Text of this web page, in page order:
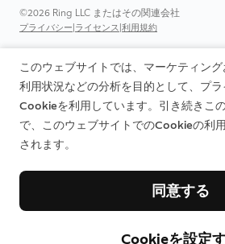
©2026 Ring LLC またはその関連会社
プライバシー|ライセンス|利用規約
このウェブサイトでは、マーケティン
利用状況などの分析を目的として、プ
Cookieを利用しています。引き続きこ
で、このウェブサイトでのCookieの利
されます。
Cookieを設定
同意する